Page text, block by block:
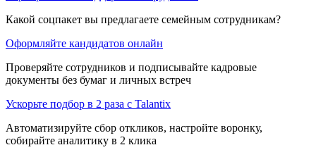
Какой соцпакет вы предлагаете семейным сотрудникам?
Оформляйте кандидатов онлайн
Проверяйте сотрудников и подписывайте кадровые
документы без бумаг и личных встреч
Ускорьте подбор в 2 раза с Talantix
Автоматизируйте сбор откликов, настройте воронку,
собирайте аналитику в 2 клика